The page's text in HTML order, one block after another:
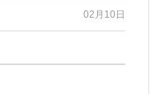
02月10日